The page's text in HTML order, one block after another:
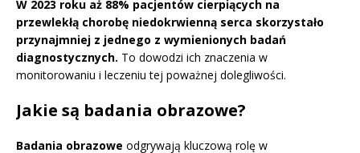
W 2023 roku aż 88% pacjentów cierpiących na
przewlekłą chorobę niedokrwienną serca skorzystało
przynajmniej z jednego z wymienionych badań
diagnostycznych. To dowodzi ich znaczenia w
monitorowaniu i leczeniu tej poważnej dolegliwości.
Jakie są badania obrazowe?
Badania obrazowe odgrywają kluczową rolę w